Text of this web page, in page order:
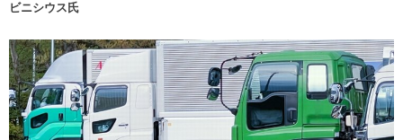
ビニシウス氏